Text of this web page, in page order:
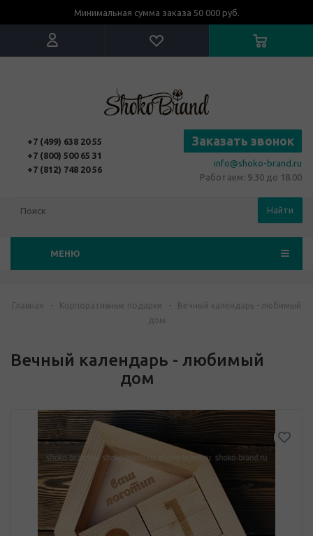
Минимальная сумма заказа 50 000 руб.
+7 (499) 638 20 55
+7 (800) 500 65 31
+7 (812) 748 20 56
Заказать звонок
info@shoko-brand.ru
Работаем: 9.30 до 18.00
Найти
МЕНЮ
Главная - Корпоративные подарки -
Вечный календарь - любимый
дом
Вечный календарь - любимый
дом